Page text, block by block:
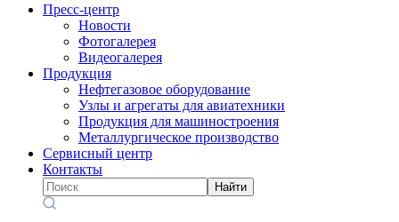
Пресс-центр
Новости
Фотогалерея
Видеогалерея
Продукция
Нефтегазовое оборудование
Узлы и агрегаты для авиатехники
Продукция для машиностроения
Металлургическое производство
Сервисный центр
Контакты
Найти